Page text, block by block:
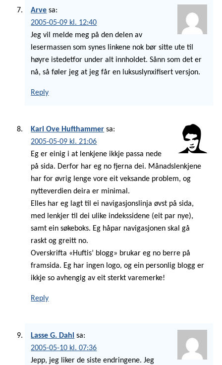
Arve sa:
2005-05-09 kl. 12:40
Jeg vil melde meg på den delen av
lesermassen som synes linkene nok bør sitte ute til
høyre istedetfor under alt innholdet. Sånn som det er
nå, så føler jeg at jeg får en luksuslynxifisert versjon.
Reply
Karl Ove Hufthammer sa:
2005-05-09 kl. 21:06
Eg er einig i at lenkjene ikkje passa nede
på sida. Derfor har eg no fjerna dei. Månadslenkjene
har for øvrig lenge vore eit veksande problem, og
nytteverdien deira er minimal.
Elles har eg lagt til ei navigasjonslinja øvst på sida,
med lenkjer til dei ulike indekssidene (eit par nye),
samt ein søkeboks. Eg håpar navigasjonen skal gå
raskt og greitt no.
Overskrifta «Huftis’ blogg» brukar eg no berre på
framsida. Eg har ingen logo, og ein personlig blogg er
ikkje so avhengig av eit sterkt varemerke!
Reply
Lasse G. Dahl sa:
2005-05-10 kl. 07:36
Jepp, jeg liker de siste endringene. Jeg